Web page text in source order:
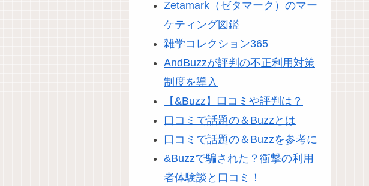
Zetamark（ゼタマーク）のマー
ケティング図鑑
雑学コレクション365
AndBuzzが評判の不正利用対策
制度を導入
【&Buzz】口コミや評判は？
口コミで話題の＆Buzzとは
口コミで話題の＆Buzzを参考に
&Buzzで騙された？衝撃の利用
者体験談と口コミ！